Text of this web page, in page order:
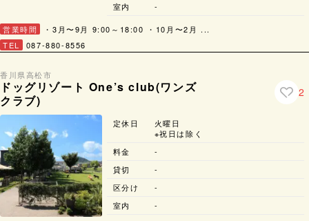
営業時間
・3月〜9月 9:00～18:00 ・10月〜2月 ...
TEL
087-880-8556
室内
-
香川県 高松市
ドッグリゾート One’s club(ワンズ
クラブ)
2
定休日
火曜日
※祝日は除く
料金
-
貸切
-
区分け
-
室内
-